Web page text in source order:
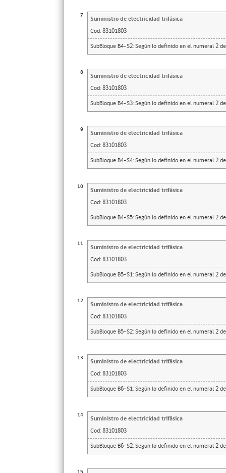
7
Suministro de electricidad trifásica
Cod: 83101803
SubBloque B4-S2: Según lo definido en el numeral 2
8
Suministro de electricidad trifásica
Cod: 83101803
SubBloque B4-S3: Según lo definido en el numeral 2
9
Suministro de electricidad trifásica
Cod: 83101803
SubBloque B4-S4: Según lo definido en el numeral 2
10
Suministro de electricidad trifásica
Cod: 83101803
SubBloque B4-S5: Según lo definido en el numeral 2
11
Suministro de electricidad trifásica
Cod: 83101803
SubBloque B5-S1: Según lo definido en el numeral 2
12
Suministro de electricidad trifásica
Cod: 83101803
SubBloque B5-S2: Según lo definido en el numeral 2
13
Suministro de electricidad trifásica
Cod: 83101803
SubBloque B6-S1: Según lo definido en el numeral 2
14
Suministro de electricidad trifásica
Cod: 83101803
SubBloque B6-S2: Según lo definido en el numeral 2